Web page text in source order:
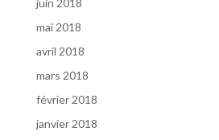
juin 2018
mai 2018
avril 2018
mars 2018
février 2018
janvier 2018